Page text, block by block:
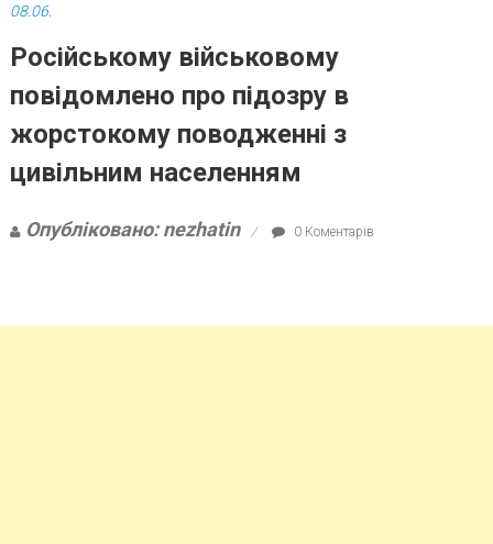
08.06.
Російському військовому
повідомлено про підозру в
жорстокому поводженні з
цивільним населенням
Опубліковано: nezhatin 0 Коментарів